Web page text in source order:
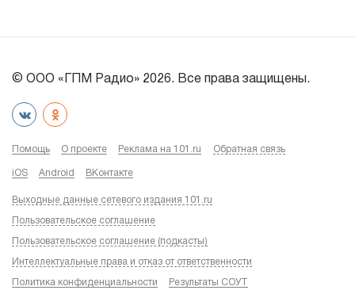
© ООО «ГПМ Радио» 2026. Все права защищены.
Помощь О проекте Реклама на 101.ru Обратная связь
iOS Android ВКонтакте
Выходные данные сетевого издания 101.ru
Пользовательское соглашение
Пользовательское соглашение (подкасты)
Интеллектуальные права и отказ от ответственности
Политика конфиденциальности Результаты СОУТ